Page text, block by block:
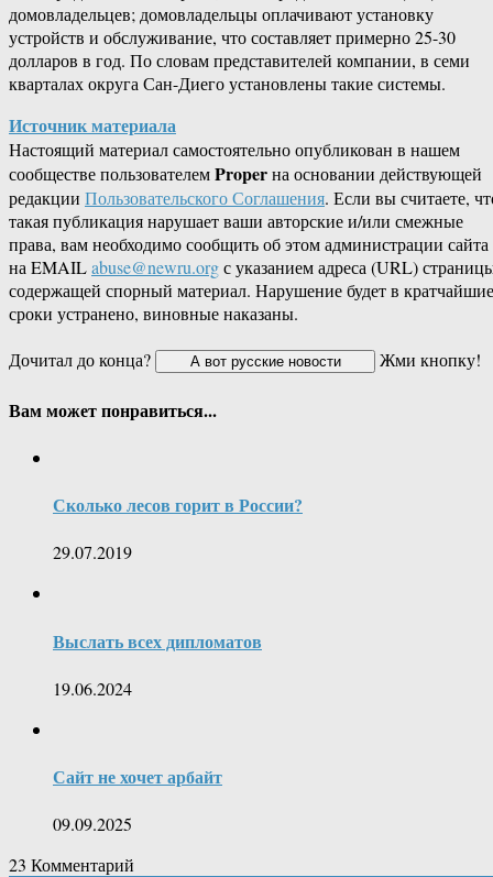
домовладельцев; домовладельцы оплачивают установку
устройств и обслуживание, что составляет примерно 25-30
долларов в год. По словам представителей компании, в семи
кварталах округа Сан-Диего установлены такие системы.
Источник материала
Настоящий материал самостоятельно опубликован в нашем
сообществе пользователемProperна основании действующей
редакции Пользовательского Соглашения. Если вы считаете,
такая публикация нарушает ваши авторские и/или смежные
права, вам необходимо сообщить об этом администрации сайта
на EMAILabuse@newru.orgс указанием адреса (URL)
содержащей спорный материал. Нарушение будет в кратчайшие
сроки устранено, виновные наказаны.
Дочитал до конца?
Жми кнопку!
Вам может понравиться...
Сколько лесов горит в России?
29.07.2019
Выслать всех дипломатов
19.06.2024
Сайт не хочет арбайт
09.09.2025
23 Комментарий